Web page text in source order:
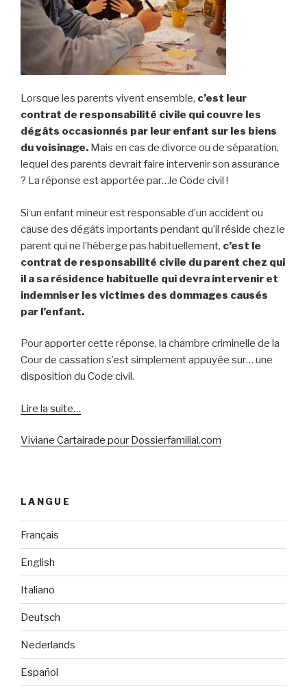
Lorsque les parents vivent ensemble, c’est leur
contrat de responsabilité civile qui couvre les
dégâts occasionnés par leur enfant sur les biens
du voisinage. Mais en cas de divorce ou de séparation,
lequel des parents devrait faire intervenir son assurance
? La réponse est apportée par…le Code civil !
Si un enfant mineur est responsable d’un accident ou
cause des dégâts importants pendant qu’il réside chez le
parent qui ne l’héberge pas habituellement, c’est le
contrat de responsabilité civile du parent chez qui
il a sa résidence habituelle qui devra intervenir et
indemniser les victimes des dommages causés
par l’enfant.
Pour apporter cette réponse, la chambre criminelle de la
Cour de cassation s’est simplement appuyée sur… une
disposition du Code civil.
Lire la suite…
Viviane Cartairade pour Dossierfamilial.com
LANGUE
Français
English
Italiano
Deutsch
Nederlands
Español